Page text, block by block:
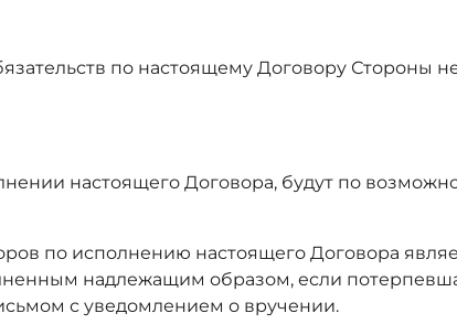
по настоящему Договору Стороны
настоящего Договора, будут по
по исполнению настоящего Договора
надлежащим образом, если
с уведомлением о вручении.